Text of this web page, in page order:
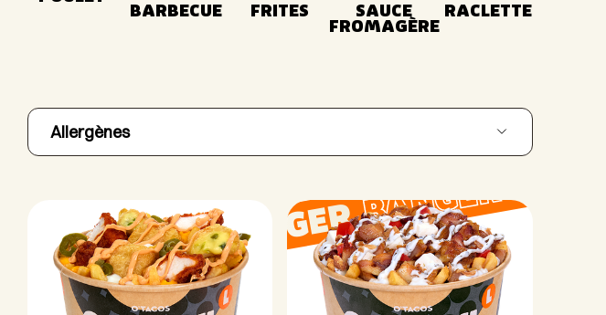
BARBECUE FRITES SAUCE
FROMAGÈRE
RACLETTE
Allergènes
Gluten
(blé, orge, seigle, avoine, kamut, épeautre)
Soja
BANGERBANGERBANGER